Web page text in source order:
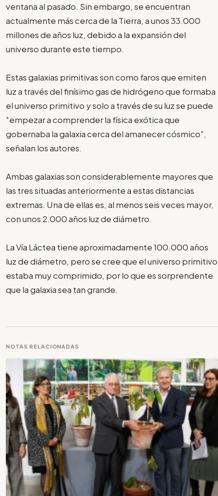
ventana al pasado. Sin embargo, se encuentran
actualmente más cerca de la Tierra, a unos 33.000
millones de años luz, debido a la expansión del
universo durante este tiempo.
Estas galaxias primitivas son como faros que emiten
luz a través del finísimo gas de hidrógeno que formaba
el universo primitivo y solo a través de su luz se puede
"empezar a comprender la física exótica que
gobernaba la galaxia cerca del amanecer cósmico",
señalan los autores.
Ambas galaxias son considerablemente mayores que
las tres situadas anteriormente a estas distancias
extremas. Una de ellas es, al menos seis veces mayor,
con unos 2.000 años luz de diámetro.
La Vía Láctea tiene aproximadamente 100.000 años
luz de diámetro, pero se cree que el universo primitivo
estaba muy comprimido, por lo que es sorprendente
que la galaxia sea tan grande.
NOTAS RELACIONADAS